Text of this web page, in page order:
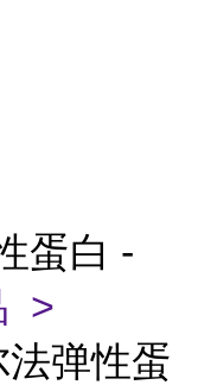
蛋白 -
>
弹性蛋